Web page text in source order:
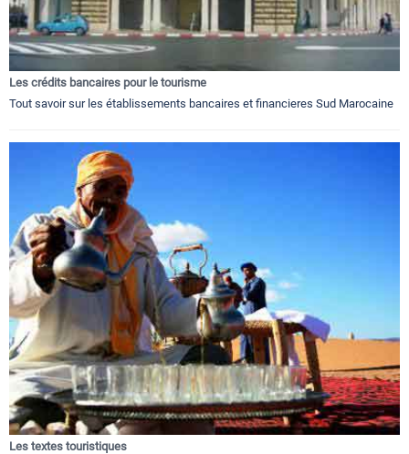
Les crédits bancaires pour le tourisme
Tout savoir sur les établissements bancaires et financieres Sud Marocaine
Les textes touristiques